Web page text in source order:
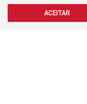
ACEITAR